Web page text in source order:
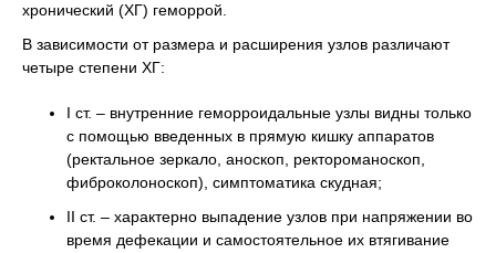
хронический (ХГ) геморрой.
В зависимости от размера и расширения узлов различают
четыре степени ХГ:
І ст. – внутренние геморроидальные узлы видны только
с помощью введенных в прямую кишку аппаратов
(ректальное зеркало, аноскоп, ректороманоскоп,
фиброколоноскоп), симптоматика скудная;
ІІ ст. – характерно выпадение узлов при напряжении во
время дефекации и самостоятельное их втягивание